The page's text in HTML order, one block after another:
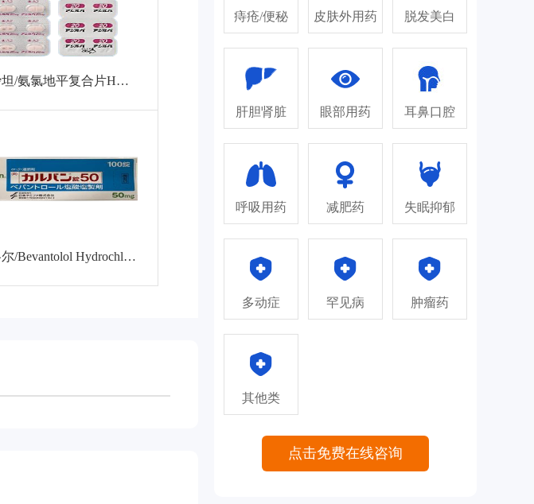
阿齐沙坦/氨氯地平复合片HD/Azilsartan and Amlodipin
贝凡洛尔/Bevantolol Hydrochloride
痔疮/便秘 皮肤外用药 脱发美白
肝胆肾脏 眼部用药 耳鼻口腔
呼吸用药 减肥药 失眠抑郁
多动症 罕见病 肿瘤药
其他类
点击免费在线咨询